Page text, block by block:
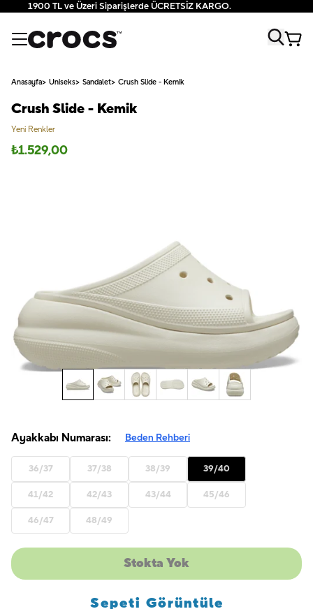
1900 TL ve Üzeri Siparişlerde ÜCRETSİZ KARGO.
Anasayfa Uniseks Sandalet Crush Slide - Kemik
Crush Slide - Kemik
Yeni Renkler
₺1.529,00
Ayakkabı Numarası: Beden Rehberi
36/37 37/38 38/39 39/40
41/42 42/43 43/44 45/46
46/47 48/49
Stokta Yok
Sepeti Görüntüle